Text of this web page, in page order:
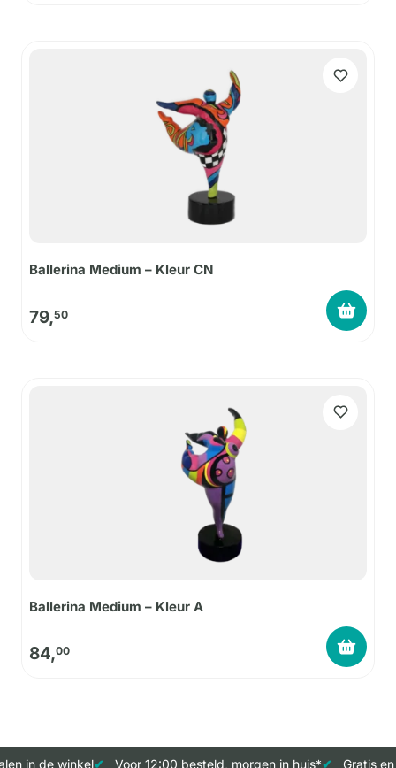
Ballerina Medium – Kleur CN
79,50
Ballerina Medium – Kleur A
84,00
in de winkel Voor 12:00 besteld, morgen in huis* Gratis